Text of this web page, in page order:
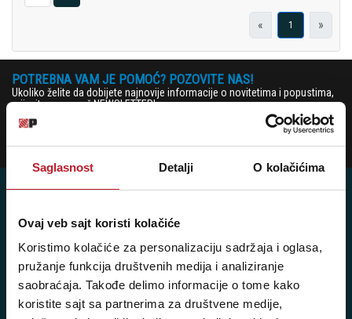
Saglasnost Detalji O kolačićima
Ovaj veb sajt koristi kolačiće
Koristimo kolačiće za personalizaciju sadržaja i oglasa,
pružanje funkcija društvenih medija i analiziranje
saobraćaja. Takođe delimo informacije o tome kako
koristite sajt sa partnerima za društvene medije,
« 1 »
POTREBNA VAM JE POMOĆ? POZOVITE NAS!
Ukoliko želite da dobijete najnovije informacije o novitetima i popustima,
prijavite se na naš NEWSLETTER!
Posetite nas: Svetogorska 9,
11103 Beograd, Srbija
Pišite nam: info@player.rs
Pozovite nas: +381 11 33-47-615